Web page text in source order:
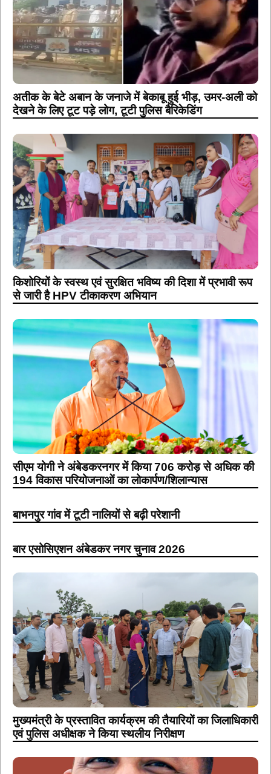
अतीक के बेटे अबान के जनाजे में बेकाबू हुई भीड़, उमर-अली को
देखने के लिए टूट पड़े लोग, टूटी पुलिस बैरिकेडिंग
किशोरियों के स्वस्थ एवं सुरक्षित भविष्य की दिशा में प्रभावी रूप
से जारी है HPV टीकाकरण अभियान
सीएम योगी ने अंबेडकरनगर में किया 706 करोड़ से अधिक की
194 विकास परियोजनाओं का लोकार्पण/शिलान्यास
बाभनपुर गांव में टूटी नालियों से बढ़ी परेशानी
बार एसोसिएशन अंबेडकर नगर चुनाव 2026
मुख्यमंत्री के प्रस्तावित कार्यक्रम की तैयारियों का जिलाधिकारी
एवं पुलिस अधीक्षक ने किया स्थलीय निरीक्षण